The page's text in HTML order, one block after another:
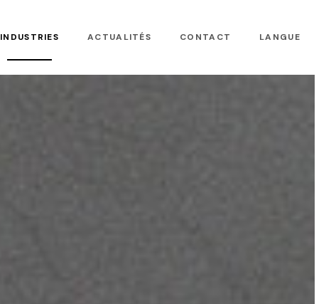
INDUSTRIES ACTUALITÉS CONTACT LANGUE